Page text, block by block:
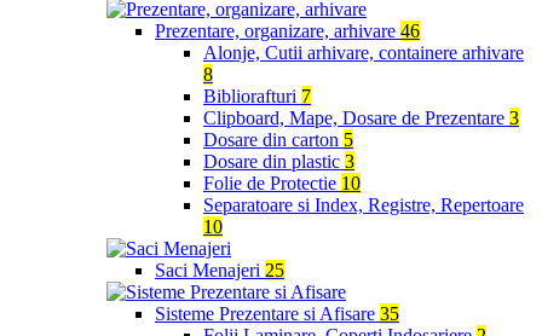
Prezentare, organizare, arhivare 46
Alonje, Cutii arhivare, containere arhivare
8
Bibliorafturi 7
Clipboard, Mape, Dosare de Prezentare 3
Dosare din carton 5
Dosare din plastic 3
Folie de Protectie 10
Separatoare si Index, Registre, Repertoare
10
Saci Menajeri 25
Sisteme Prezentare si Afisare 35